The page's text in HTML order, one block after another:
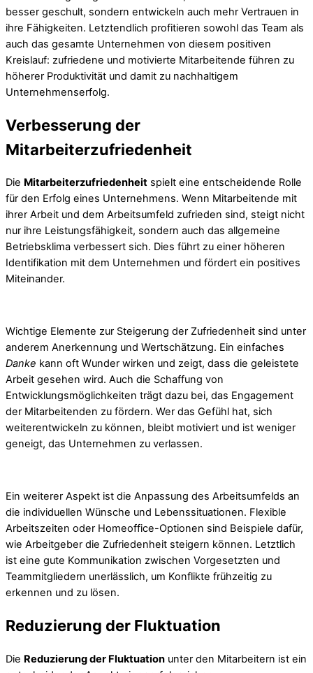
besser geschult, sondern entwickeln auch mehr Vertrauen in
ihre Fähigkeiten. Letztendlich profitieren sowohl das Team als
auch das gesamte Unternehmen von diesem positiven
Kreislauf: zufriedene und motivierte Mitarbeitende führen zu
höherer Produktivität und damit zu nachhaltigem
Unternehmenserfolg.
Verbesserung der
Mitarbeiterzufriedenheit
Die Mitarbeiterzufriedenheit spielt eine entscheidende Rolle
für den Erfolg eines Unternehmens. Wenn Mitarbeitende mit
ihrer Arbeit und dem Arbeitsumfeld zufrieden sind, steigt nicht
nur ihre Leistungsfähigkeit, sondern auch das allgemeine
Betriebsklima verbessert sich. Dies führt zu einer höheren
Identifikation mit dem Unternehmen und fördert ein positives
Miteinander.
Wichtige Elemente zur Steigerung der Zufriedenheit sind unter
anderem Anerkennung und Wertschätzung. Ein einfaches
Danke kann oft Wunder wirken und zeigt, dass die geleistete
Arbeit gesehen wird. Auch die Schaffung von
Entwicklungsmöglichkeiten trägt dazu bei, das Engagement
der Mitarbeitenden zu fördern. Wer das Gefühl hat, sich
weiterentwickeln zu können, bleibt motiviert und ist weniger
geneigt, das Unternehmen zu verlassen.
Ein weiterer Aspekt ist die Anpassung des Arbeitsumfelds an
die individuellen Wünsche und Lebenssituationen. Flexible
Arbeitszeiten oder Homeoffice-Optionen sind Beispiele dafür,
wie Arbeitgeber die Zufriedenheit steigern können. Letztlich
ist eine gute Kommunikation zwischen Vorgesetzten und
Teammitgliedern unerlässlich, um Konflikte frühzeitig zu
erkennen und zu lösen.
Reduzierung der Fluktuation
Die Reduzierung der Fluktuation unter den Mitarbeitern ist ein